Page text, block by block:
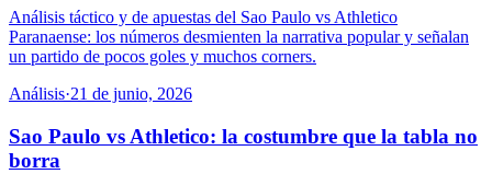
Análisis táctico y de apuestas del Sao Paulo vs Athletico
Paranaense: los números desmienten la narrativa popular y señalan
un partido de pocos goles y muchos corners.
Análisis·21 de junio, 2026
Sao Paulo vs Athletico: la costumbre que la tabla no
borra